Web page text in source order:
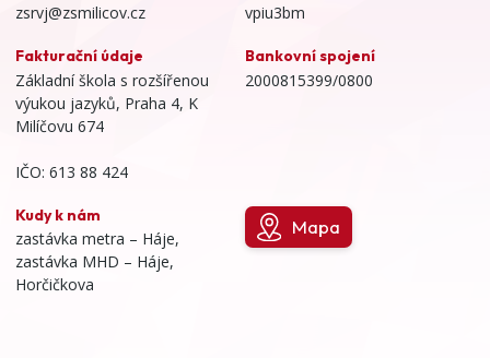
zsrvj@zsmilicov.cz vpiu3bm
Fakturační údaje
Základní škola s rozšířenou
výukou jazyků, Praha 4, K
Milíčovu 674
IČO: 613 88 424
Bankovní spojení
2000815399/0800
Kudy k nám
zastávka metra – Háje,
zastávka MHD – Háje,
Horčičkova
Mapa